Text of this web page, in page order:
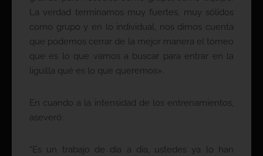
La verdad terminamos muy fuertes, muy sólidos
como grupo y en lo individual, nos dimos cuenta
que podemos cerrar de la mejor manera el torneo
que es lo que vamos a buscar para entrar en la
liguilla qué es lo que queremos».
En cuando a la intensidad de los entrenamientos,
aseveró:
“Es un trabajo de día a día, ustedes ya lo han